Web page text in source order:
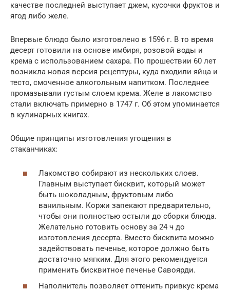
качестве последней выступает джем, кусочки фруктов и
ягод либо желе.
Впервые блюдо было изготовлено в 1596 г. В то время
десерт готовили на основе имбиря, розовой воды и
крема с использованием сахара. По прошествии 60 лет
возникла новая версия рецептуры, куда входили яйца и
тесто, смоченное алкогольным напитком. Последнее
промазывали густым слоем крема. Желе в лакомство
стали включать примерно в 1747 г. Об этом упоминается
в кулинарных книгах.
Общие принципы изготовления угощения в
стаканчиках:
Лакомство собирают из нескольких слоев.
Главным выступает бисквит, который может
быть шоколадным, фруктовым либо
ванильным. Коржи запекают предварительно,
чтобы они полностью остыли до сборки блюда.
Желательно готовить основу за 24 ч до
изготовления десерта. Вместо бисквита можно
задействовать печенье, которое должно быть
достаточно мягким. Для этого рекомендуется
применить бисквитное печенье Савоярди.
Наполнитель позволяет оттенить привкус крема